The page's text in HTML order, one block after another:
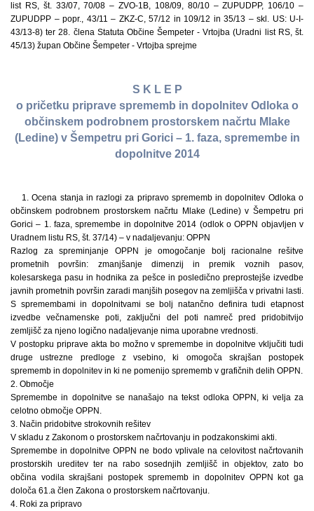
list RS, št. 33/07, 70/08 – ZVO-1B, 108/09, 80/10 – ZUPUDPP, 106/10 –
ZUPUDPP – popr., 43/11 – ZKZ-C, 57/12 in 109/12 in 35/13 – skl. US: U-I-
43/13-8) ter 28. člena Statuta Občine Šempeter - Vrtojba (Uradni list RS, št.
45/13) župan Občine Šempeter - Vrtojba sprejme
S K L E P
o pričetku priprave sprememb in dopolnitev Odloka o
občinskem podrobnem prostorskem načrtu Mlake
(Ledine) v Šempetru pri Gorici – 1. faza, spremembe in
dopolnitve 2014
1. Ocena stanja in razlogi za pripravo sprememb in dopolnitev Odloka o
občinskem podrobnem prostorskem načrtu Mlake (Ledine) v Šempetru pri
Gorici – 1. faza, spremembe in dopolnitve 2014 (odlok o OPPN objavljen v
Uradnem listu RS, št. 37/14) – v nadaljevanju: OPPN
Razlog za spreminjanje OPPN je omogočanje bolj racionalne rešitve
prometnih površin: zmanjšanje dimenzij in premik voznih pasov,
kolesarskega pasu in hodnika za pešce in posledično preprostejše izvedbe
javnih prometnih površin zaradi manjših posegov na zemljišča v privatni lasti.
S spremembami in dopolnitvami se bolj natančno definira tudi etapnost
izvedbe večnamenske poti, zaključni del poti namreč pred pridobitvijo
zemljišč za njeno logično nadaljevanje nima uporabne vrednosti.
V postopku priprave akta bo možno v spremembe in dopolnitve vključiti tudi
druge ustrezne predloge z vsebino, ki omogoča skrajšan postopek
sprememb in dopolnitev in ki ne pomenijo sprememb v grafičnih delih OPPN.
2. Območje
Spremembe in dopolnitve se nanašajo na tekst odloka OPPN, ki velja za
celotno območje OPPN.
3. Način pridobitve strokovnih rešitev
V skladu z Zakonom o prostorskem načrtovanju in podzakonskimi akti.
Spremembe in dopolnitve OPPN ne bodo vplivale na celovitost načrtovanih
prostorskih ureditev ter na rabo sosednjih zemljišč in objektov, zato bo
občina vodila skrajšani postopek sprememb in dopolnitev OPPN kot ga
določa 61.a člen Zakona o prostorskem načrtovanju.
4. Roki za pripravo